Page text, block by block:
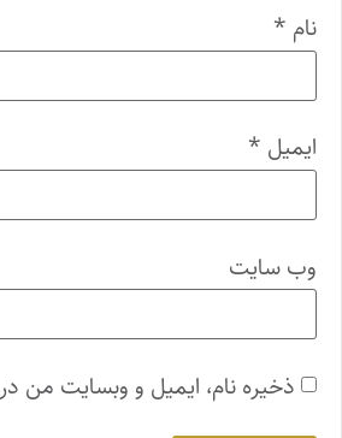
نام *
ایمیل *
وب‌ سایت
ذخیره نام، ایمیل و وبسایت من